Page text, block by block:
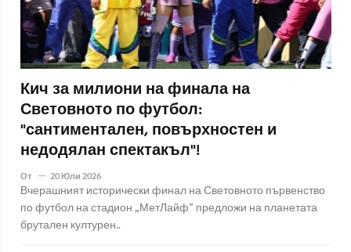
Кич за милиони на финала на
Световното по футбол:
"сантиментален, повърхностен и
недодялан спектакъл"!
От 20 Юли 2026
Вчерашният исторически финал на Световното първенство
по футбол на стадион „МетЛайф“ предложи на планетата
брутален културен..